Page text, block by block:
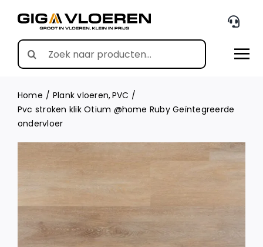
content
Search
for:
Home Plank vloeren PVC
Pvc stroken klik Otium @home Ruby Geïntegreerde
ondervloer